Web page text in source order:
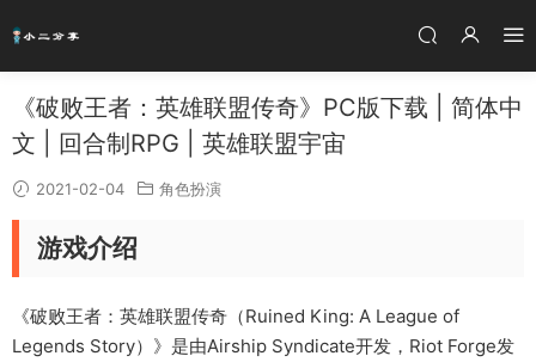
《破败王者：英雄联盟传奇》PC版下载 | 简体中
文 | 回合制RPG | 英雄联盟宇宙
2021-02-04 角色扮演
游戏介绍
《破败王者：英雄联盟传奇（Ruined King: A League of
Legends Story）》是由Airship Syndicate开发，Riot Forge发